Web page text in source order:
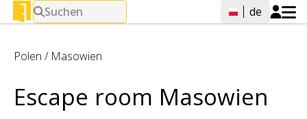
Suchen de
Polen / Masowien
Escape room Masowien